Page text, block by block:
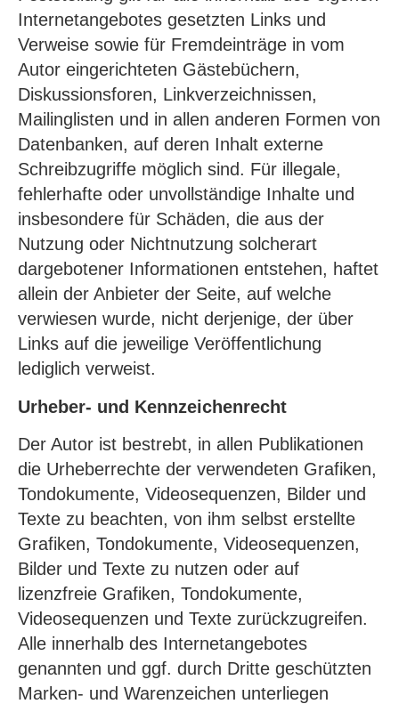
Internetangebotes gesetzten Links und
Verweise sowie für Fremdeinträge in vom
Autor eingerichteten Gästebüchern,
Diskussionsforen, Linkverzeichnissen,
Mailinglisten und in allen anderen Formen von
Datenbanken, auf deren Inhalt externe
Schreibzugriffe möglich sind. Für illegale,
fehlerhafte oder unvollständige Inhalte und
insbesondere für Schäden, die aus der
Nutzung oder Nichtnutzung solcherart
dargebotener Informationen entstehen, haftet
allein der Anbieter der Seite, auf welche
verwiesen wurde, nicht derjenige, der über
Links auf die jeweilige Veröffentlichung
lediglich verweist.
Urheber- und Kennzeichenrecht
Der Autor ist bestrebt, in allen Publikationen
die Urheberrechte der verwendeten Grafiken,
Tondokumente, Videosequenzen, Bilder und
Texte zu beachten, von ihm selbst erstellte
Grafiken, Tondokumente, Videosequenzen,
Bilder und Texte zu nutzen oder auf
lizenzfreie Grafiken, Tondokumente,
Videosequenzen und Texte zurückzugreifen.
Alle innerhalb des Internetangebotes
genannten und ggf. durch Dritte geschützten
Marken- und Warenzeichen unterliegen